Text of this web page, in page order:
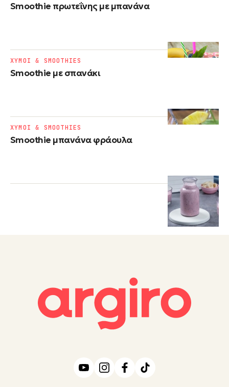
Smoothie πρωτεΐνης με μπανάνα
Smoothie με σπανάκι
ΧΥΜΟΙ & SMOOTHIES
Smoothie μπανάνα φράουλα
ΧΥΜΟΙ & SMOOTHIES